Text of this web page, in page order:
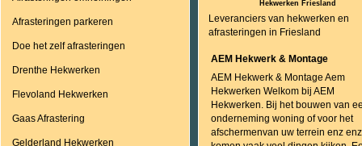
Afrasteringen parkeren
Doe het zelf afrasteringen
Drenthe Hekwerken
Flevoland Hekwerken
Gaas Afrastering
Gelderland Hekwerken
Hekwerken Friesland
Leveranciers van hekwerken en
afrasteringen in Friesland
AEM Hekwerk & Montage
AEM Hekwerk & Montage Aem
Hekwerken Welkom bij AEM
Hekwerken. Bij het bouwen van
onderneming woning of voor het
afschermenvan uw terrein enz